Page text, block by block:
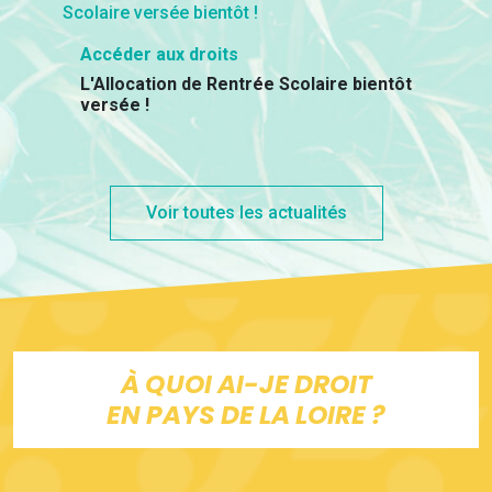
Accéder aux droits
L'Allocation de Rentrée Scolaire bientôt
versée !
Voir toutes les actualités
À QUOI AI-JE DROIT
EN PAYS DE LA LOIRE ?